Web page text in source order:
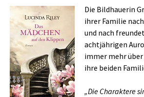
Die Bildhauerin
ihrer Familie
und nach
achtjährigen
immer mehr über
ihre beiden
„Die Charaktere